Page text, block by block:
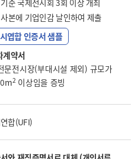
본에 기업인감 날인하여 제출
엽합 인증서 샘플
약서
문전시장(부대시설 제외) 규모가
2이상임을 증빙
합(UFI)